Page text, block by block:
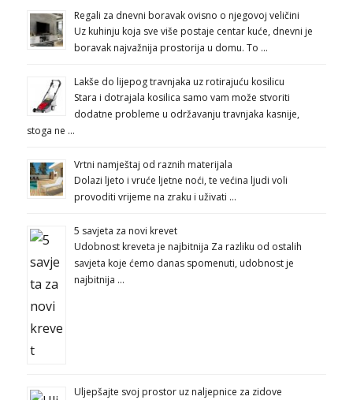
Regali za dnevni boravak ovisno o njegovoj veličini
Uz kuhinju koja sve više postaje centar kuće, dnevni je
boravak najvažnija prostorija u domu. To …
Lakše do lijepog travnjaka uz rotirajuću kosilicu
Stara i dotrajala kosilica samo vam može stvoriti
dodatne probleme u održavanju travnjaka kasnije,
stoga ne …
Vrtni namještaj od raznih materijala
Dolazi ljeto i vruće ljetne noći, te većina ljudi voli
provoditi vrijeme na zraku i uživati …
5 savjeta za novi krevet
Udobnost kreveta je najbitnija Za razliku od ostalih
savjeta koje ćemo danas spomenuti, udobnost je
najbitnija …
Uljepšajte svoj prostor uz naljepnice za zidove